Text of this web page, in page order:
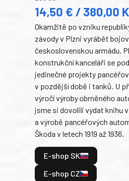
14,50 € / 380,00
Okamžitě po vzniku
závody v Plzni vyrábět
československou armádu.
konstrukční kanceláři se
jedinečné projekty
v pozdější době i tanků. U
výročí výroby obrněného
jsme si dovolili vydat knihu
a výrobě pancéřových
Škoda v letech 1919 až 1936.
E-shop SK
E-shop CZ